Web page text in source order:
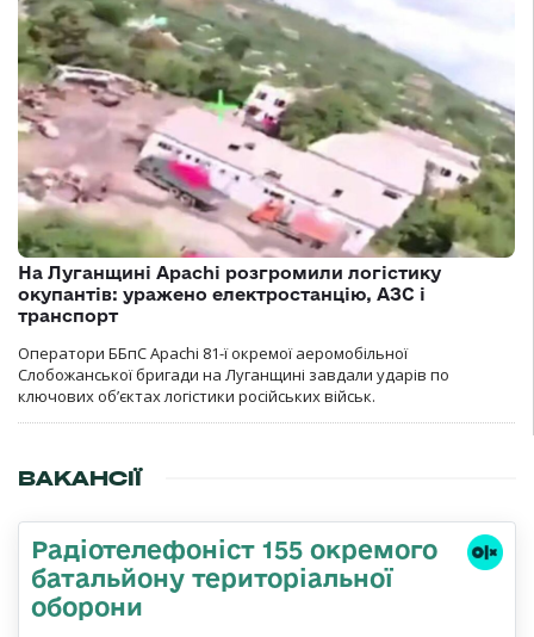
На Луганщині Apachi розгромили логістику
окупантів: уражено електростанцію, АЗС і
транспорт
Оператори ББпС Apachi 81-ї окремої аеромобільної
Слобожанської бригади на Луганщині завдали ударів по
ключових об’єктах логістики російських військ.
ВАКАНСІЇ
Радіотелефоніст 155 окремого
батальйону територіальної
оборони